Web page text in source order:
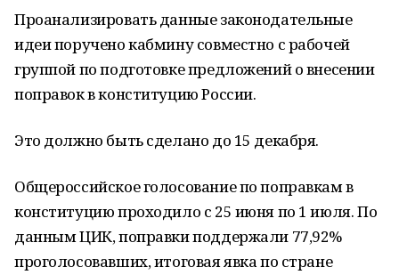
Проанализировать данные законодательные
идеи поручено кабмину совместно с рабочей
группой по подготовке предложений о внесении
поправок в конституцию России.
Это должно быть сделано до 15 декабря.
Общероссийское голосование по поправкам в
конституцию проходило с 25 июня по 1 июля. По
данным ЦИК, поправки поддержали 77,92%
проголосовавших, итоговая явка по стране